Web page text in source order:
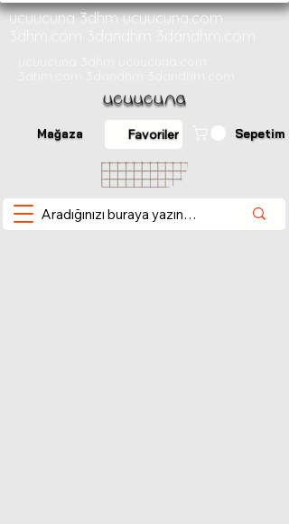
Mağaza Sepetim
Favoriler
ucuucuna 3dhm ucuucuna.com